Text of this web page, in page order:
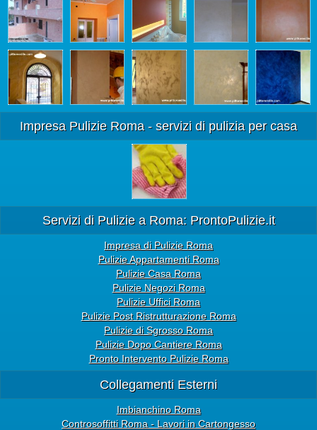
Impresa Pulizie Roma - servizi di pulizia per casa
Servizi di Pulizie a Roma: ProntoPulizie.it
Impresa di Pulizie Roma
Pulizie Appartamenti Roma
Pulizie Casa Roma
Pulizie Negozi Roma
Pulizie Uffici Roma
Pulizie Post Ristrutturazione Roma
Pulizie di Sgrosso Roma
Pulizie Dopo Cantiere Roma
Pronto Intervento Pulizie Roma
Collegamenti Esterni
Imbianchino Roma
Controsoffitti Roma - Lavori in Cartongesso